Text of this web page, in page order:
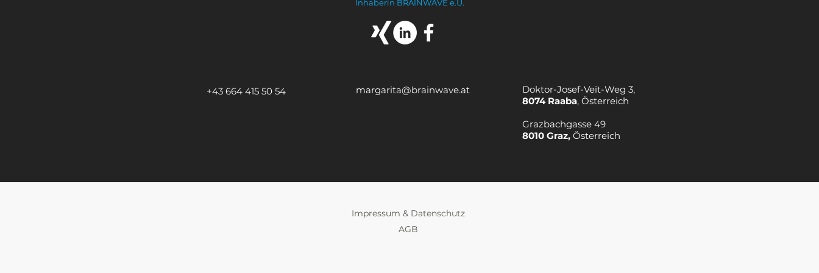
Inhaberin BRAINWAVE e.U.
+43 664 415 50 54 margarita@brainwave.at
Doktor-Josef-Veit-Weg 3,
8074 Raaba, Österreich
Grazbachgasse 49
8010 Graz, Österreich
Impressum & Datenschutz
AGB